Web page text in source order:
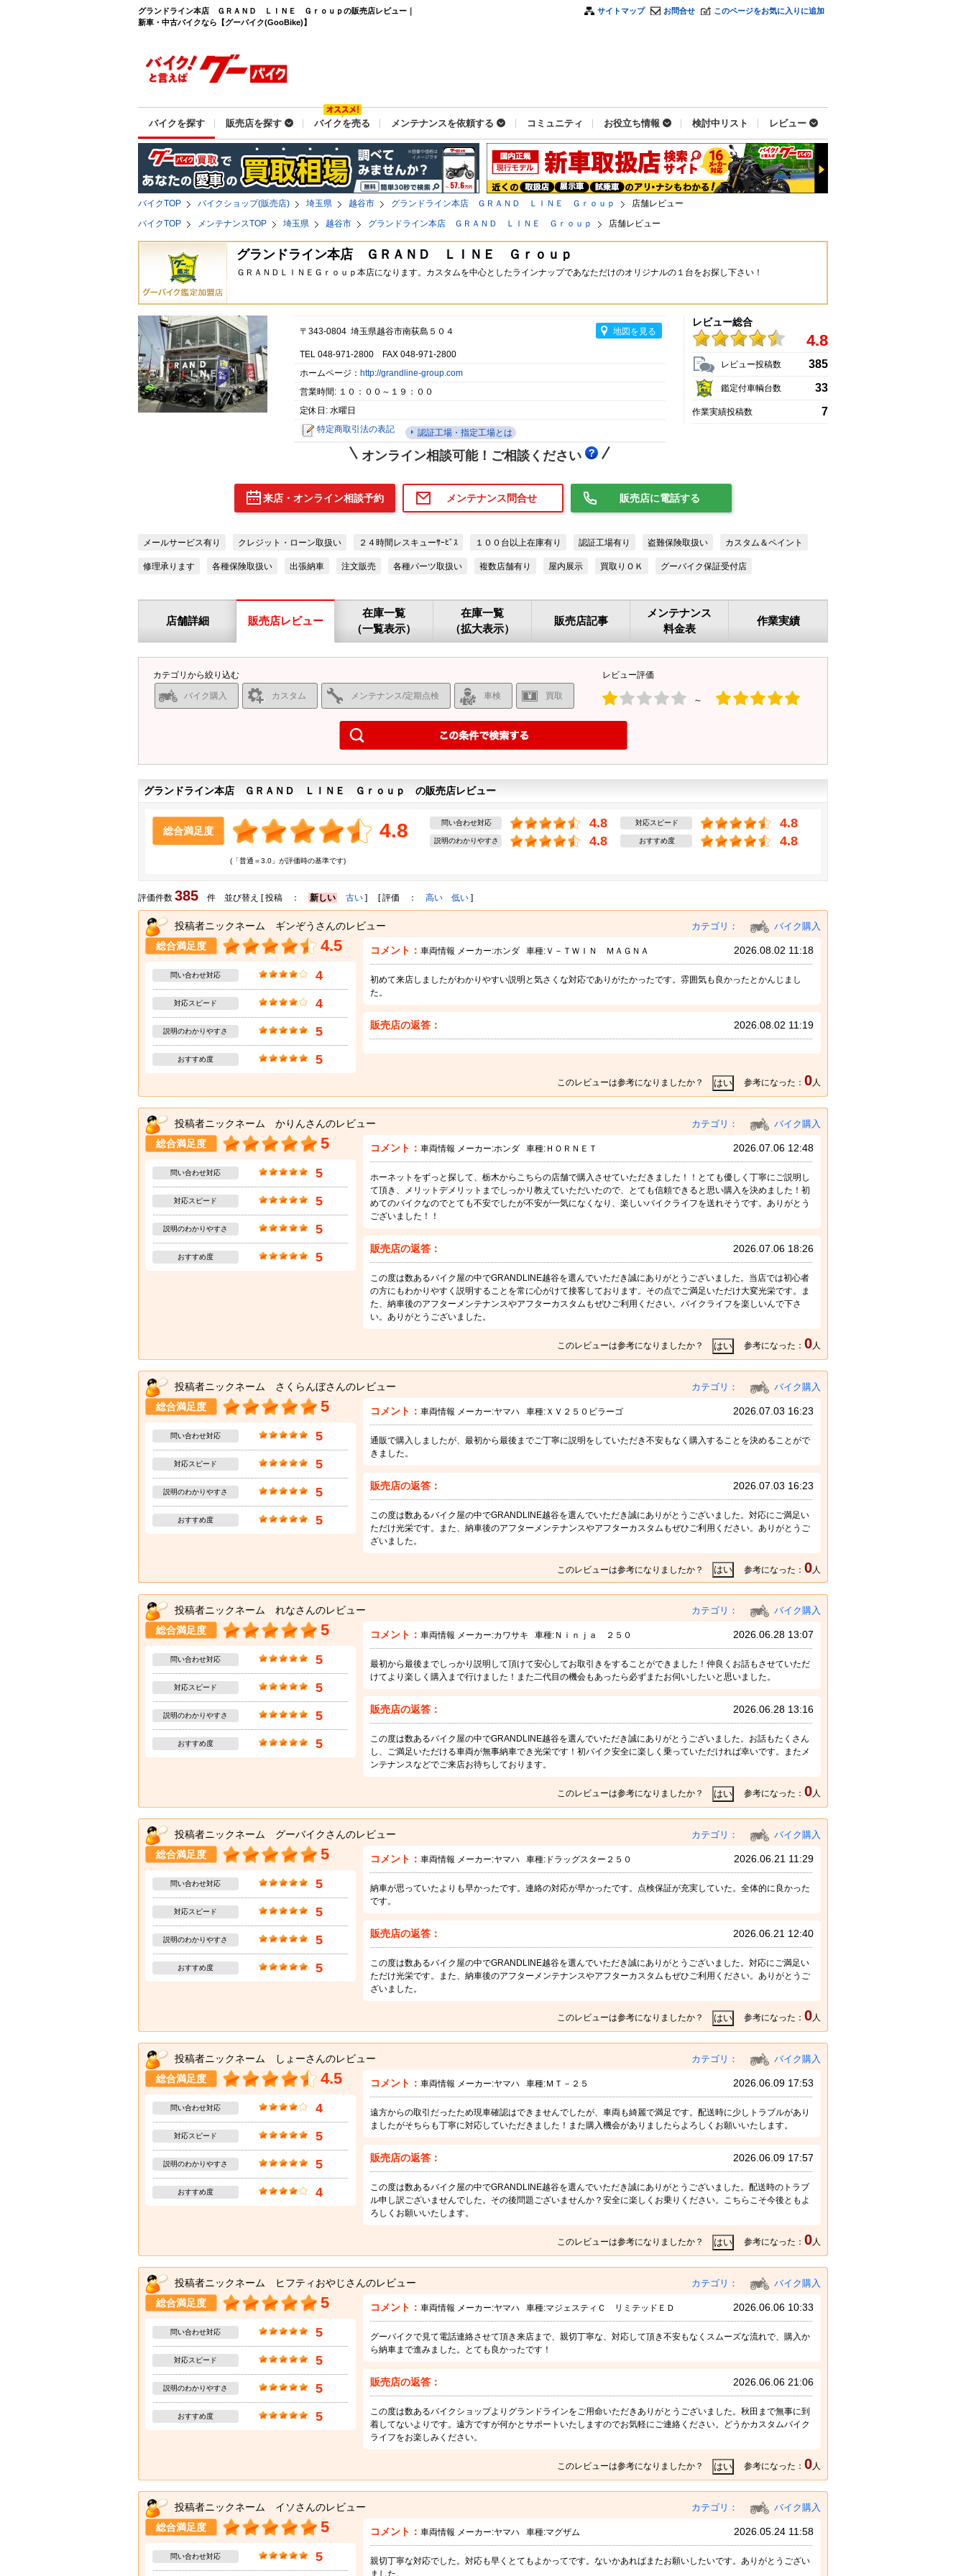
グランドライン本店 ＧＲＡＮＤ ＬＩＮＥ Ｇｒｏｕｐの販売店レビュー｜
新車・中古バイクなら【グーバイク(GooBike)】
サイトマップ お問合せ このページをお気に入りに追加
バイクを探す 販売店を探す バイクを売る メンテナンスを依頼する コミュニティ お役立ち情報 検討中リスト レビュー
バイクTOP バイクショップ(販売店) 埼玉県 越谷市 グランドライン本店 ＧＲＡＮＤ ＬＩＮＥ Ｇｒｏｕｐ
店舗レビュー
バイクTOP
メンテナンスTOP 埼玉県 越谷市 グランドライン本店 ＧＲＡＮＤ ＬＩＮＥ Ｇｒｏｕｐ 店舗レビュー
グランドライン本店 ＧＲＡＮＤ ＬＩＮＥ Ｇｒｏｕｐ
ＧＲＡＮＤＬＩＮＥＧｒｏｕｐ本店になります。カスタムを中心としたラインナップであなただけのオリジナルの１台をお探し下さい！
〒343-0804 埼玉県越谷市南荻島５０４ 地図を見る
TEL 048-971-2800 FAX 048-971-2800
ホームページ： http://grandline-group.com
営業時間: １０：００～１９：００
定休日: 水曜日
特定商取引法の表記
認証工場・指定工場とは
オンライン相談可能！ご相談ください
レビュー総合
4.8
レビュー投稿数 385
鑑定付車輌台数 33
作業実績投稿数 7
来店・オンライン相談予約 メンテナンス問合せ 販売店に電話する
メールサービス有り クレジット・ローン取扱い ２４時間レスキューｻｰﾋﾞｽ １００台以上在庫有り 認証工場有り 盗難保険取扱い カスタム＆ペイント
修理承ります 各種保険取扱い 出張納車 注文販売 各種パーツ取扱い 複数店舗有り 屋内展示 買取りＯＫ グーバイク保証受付店
店舗詳細 販売店レビュー
在庫一覧
（一覧表示）
在庫一覧
（拡大表示）
販売店記事
メンテナンス
料金表
作業実績
カテゴリから絞り込む
バイク購入 カスタム メンテナンス/定期点検 車検 買取
レビュー評価
～
グランドライン本店 ＧＲＡＮＤ ＬＩＮＥ Ｇｒｏｕｐ の販売店レビュー
総合満足度 4.8
(「普通＝3.0」が評価時の基準です)
問い合わせ対応 4.8 対応スピード 4.8
説明のわかりやすさ 4.8 おすすめ度 4.8
評価件数 385 件 並び替え [ 投稿 ： 新しい 古い ] [ 評価 ： 高い 低い ]
投稿者ニックネーム ギンぞうさんのレビュー カテゴリ： バイク購入
総合満足度 4.5
問い合わせ対応 4
対応スピード 4
説明のわかりやすさ 5
おすすめ度 5
コメント： 車両情報 メーカー:ホンダ 車種: Ｖ－ＴＷＩＮ ＭＡＧＮＡ 2026.08.02 11:18
初めて来店しましたがわかりやすい説明と気さくな対応でありがたかったです。雰囲気も良かったとかんじまし
た。
販売店の返答： 2026.08.02 11:19
このレビューは参考になりましたか？ 参考になった： 0人
投稿者ニックネーム かりんさんのレビュー カテゴリ： バイク購入
総合満足度 5
問い合わせ対応 5
対応スピード 5
説明のわかりやすさ 5
おすすめ度 5
コメント： 車両情報 メーカー:ホンダ 車種: ＨＯＲＮＥＴ 2026.07.06 12:48
ホーネットをずっと探して、栃木からこちらの店舗で購入させていただきました！！とても優しく丁寧にご説明し
て頂き、メリットデメリットまでしっかり教えていただいたので、とても信頼できると思い購入を決めました！初
めてのバイクなのでとても不安でしたが不安が一気になくなり、楽しいバイクライフを送れそうです。ありがとう
ございました！！
販売店の返答： 2026.07.06 18:26
この度は数あるバイク屋の中でGRANDLINE越谷を選んでいただき誠にありがとうございました。当店では初心者
の方にもわかりやすく説明することを常に心がけて接客しております。その点でご満足いただけ大変光栄です。ま
た、納車後のアフターメンテナンスやアフターカスタムもぜひご利用ください。バイクライフを楽しいんで下さ
い。ありがとうございました。
このレビューは参考になりましたか？ 参考になった： 0人
投稿者ニックネーム さくらんぼさんのレビュー カテゴリ： バイク購入
総合満足度 5
問い合わせ対応 5
対応スピード 5
説明のわかりやすさ 5
おすすめ度 5
コメント： 車両情報 メーカー:ヤマハ 車種: ＸＶ２５０ビラーゴ 2026.07.03 16:23
通販で購入しましたが、最初から最後までご丁寧に説明をしていただき不安もなく購入することを決めることがで
きました。
販売店の返答： 2026.07.03 16:23
この度は数あるバイク屋の中でGRANDLINE越谷を選んでいただき誠にありがとうございました。対応にご満足い
ただけ光栄です。また、納車後のアフターメンテナンスやアフターカスタムもぜひご利用ください。ありがとうご
ざいました。
このレビューは参考になりましたか？ 参考になった： 0 人
投稿者ニックネーム れなさんのレビュー カテゴリ： バイク購入
総合満足度 5
問い合わせ対応 5
対応スピード 5
説明のわかりやすさ 5
おすすめ度 5
コメント： 車両情報 メーカー:カワサキ 車種: Ｎｉｎｊａ ２５０ 2026.06.28 13:07
最初から最後までしっかり説明して頂けて安心してお取引きをすることができました！仲良くお話もさせていただ
けてより楽しく購入まで行けました！また二代目の機会もあったら必ずまたお伺いしたいと思いました。
販売店の返答： 2026.06.28 13:16
この度は数あるバイク屋の中でGRANDLINE越谷を選んでいただき誠にありがとうございました。お話もたくさん
し、ご満足いただける車両が無事納車でき光栄です！初バイク安全に楽しく乗っていただければ幸いです。またメ
ンテナンスなどでご来店お待ちしております。
このレビューは参考になりましたか？ 参考になった： 0人
投稿者ニックネーム グーバイクさんのレビュー カテゴリ： バイク購入
総合満足度 5
問い合わせ対応 5
対応スピード 5
説明のわかりやすさ 5
おすすめ度 5
コメント： 車両情報 メーカー:ヤマハ 車種: ドラッグスター２５０ 2026.06.21 11:29
納車が思っていたよりも早かったです。連絡の対応が早かったです。点検保証が充実していた。全体的に良かった
です。
販売店の返答： 2026.06.21 12:40
この度は数あるバイク屋の中でGRANDLINE越谷を選んでいただき誠にありがとうございました。対応にご満足い
ただけ光栄です。また、納車後のアフターメンテナンスやアフターカスタムもぜひご利用ください。ありがとうご
ざいました。
このレビューは参考になりましたか？ 参考になった： 0人
投稿者ニックネーム しょーさんのレビュー カテゴリ： バイク購入
総合満足度 4.5
問い合わせ対応 4
対応スピード 5
説明のわかりやすさ 5
おすすめ度 4
コメント： 車両情報 メーカー:ヤマハ 車種:ＭＴ－２５ 2026.06.09 17:53
遠方からの取引だったため現車確認はできませんでしたが、車両も綺麗で満足です。配送時に少しトラブルがあり
ましたがそちらも丁寧に対応していただきました！また購入機会がありましたらよろしくお願いいたします。
販売店の返答： 2026.06.09 17:57
この度は数あるバイク屋の中でGRANDLINE越谷を選んでいただき誠にありがとうございました。配送時のトラブ
ル申し訳ございませんでした。その後問題ございませんか？安全に楽しくお乗りください。こちらこそ今後ともよ
ろしくお願いいたします。
このレビューは参考になりましたか？ 参考になった： 0人
投稿者ニックネーム ヒフティおやじさんのレビュー カテゴリ： バイク購入
総合満足度 5
問い合わせ対応 5
対応スピード 5
説明のわかりやすさ 5
おすすめ度 5
コメント： 車両情報 メーカー:ヤマハ 車種:マジェスティＣ リミテッドＥＤ 2026.06.06 10:33
グーバイクで見て電話連絡させて頂き来店まで、親切丁寧な、対応して頂き不安もなくスムーズな流れで、購入か
ら納車まで進みました。とても良かったです！
販売店の返答： 2026.06.06 21:06
この度は数あるバイクショップよりグランドラインをご用命いただきありがとうございました。秋田まで無事に到
着してないよりです。遠方ですが何かとサポートいたしますのでお気軽にご連絡ください。どうかカスタムバイク
ライフをお楽しみください。
このレビューは参考になりましたか？ 参考になった： 0人
投稿者ニックネーム イソさんのレビュー カテゴリ： バイク購入
総合満足度 5
問い合わせ対応 5
コメント： 車両情報 メーカー:ヤマハ 車種:マグザム 2026.05.24 11:58
親切丁寧な対応でした。対応も早くとてもよかってです。ないかあればまたお願いしたいです。ありがとうござい
ました。